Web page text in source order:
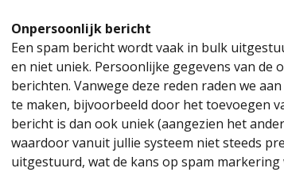
Onpersoonlijk bericht
Een spam bericht wordt vaak in bulk
en niet uniek. Persoonlijke gegevens van de
berichten. Vanwege deze reden raden we
te maken, bijvoorbeeld door het toevoegen
bericht is dan ook uniek (aangezien het
waardoor vanuit jullie systeem niet steeds
uitgestuurd, wat de kans op spam